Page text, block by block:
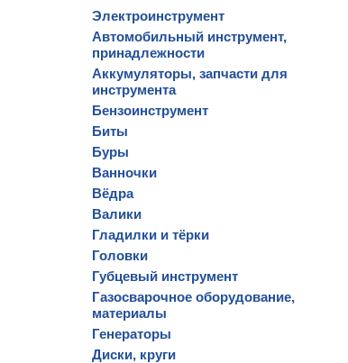
Электроинструмент
Автомобильный инструмент,
принадлежности
Аккумуляторы, запчасти для
инструмента
Бензоинструмент
Биты
Буры
Ванночки
Вёдра
Валики
Гладилки и тёрки
Головки
Губцевый инструмент
Газосварочное оборудование,
материалы
Генераторы
Диски, круги